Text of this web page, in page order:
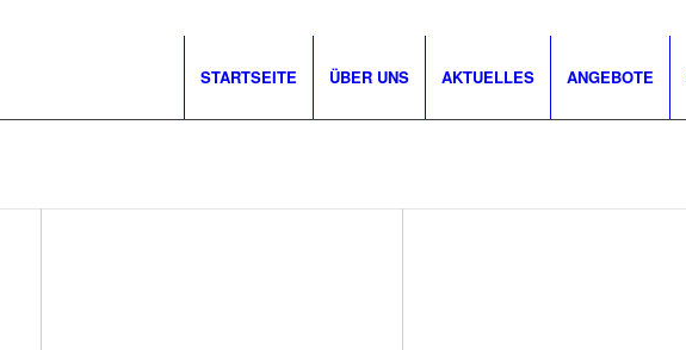
STARTSEITE ÜBER UNS AKTUELLES ANGEBOTE